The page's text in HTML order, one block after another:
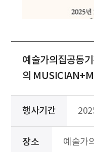
예술가의집공동
의
행사기간
장소 예술가